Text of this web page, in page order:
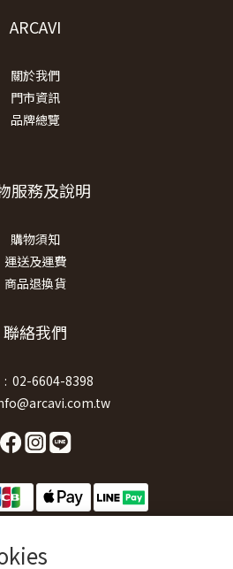
ARCAVI
關於我們
門市資訊
品牌總覽
服務及說明
購物須知
運送及運費
商品退換貨
聯絡我們
02-6604-8398